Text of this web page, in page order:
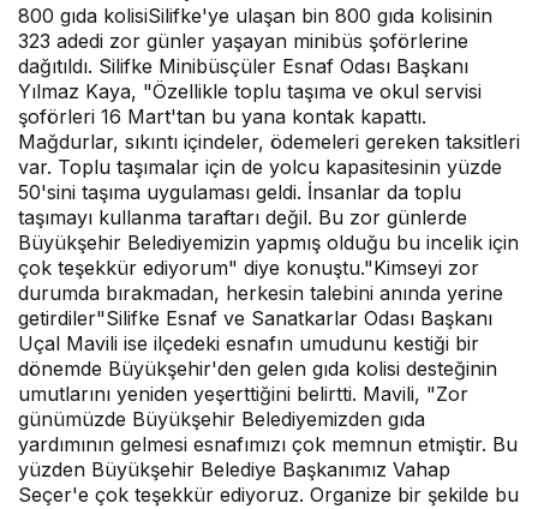
800 gıda kolisiSilifke'ye ulaşan bin 800 gıda kolisinin
323 adedi zor günler yaşayan minibüs şoförlerine
dağıtıldı. Silifke Minibüsçüler Esnaf Odası Başkanı
Yılmaz Kaya, "Özellikle toplu taşıma ve okul servisi
şoförleri 16 Mart'tan bu yana kontak kapattı.
Mağdurlar, sıkıntı içindeler, ödemeleri gereken taksitleri
var. Toplu taşımalar için de yolcu kapasitesinin yüzde
50'sini taşıma uygulaması geldi. İnsanlar da toplu
taşımayı kullanma taraftarı değil. Bu zor günlerde
Büyükşehir Belediyemizin yapmış olduğu bu incelik için
çok teşekkür ediyorum" diye konuştu."Kimseyi zor
durumda bırakmadan, herkesin talebini anında yerine
getirdiler"Silifke Esnaf ve Sanatkarlar Odası Başkanı
Uçal Mavili ise ilçedeki esnafın umudunu kestiği bir
dönemde Büyükşehir'den gelen gıda kolisi desteğinin
umutlarını yeniden yeşerttiğini belirtti. Mavili, "Zor
günümüzde Büyükşehir Belediyemizden gıda
yardımının gelmesi esnafımızı çok memnun etmiştir. Bu
yüzden Büyükşehir Belediye Başkanımız Vahap
Seçer'e çok teşekkür ediyoruz. Organize bir şekilde bu